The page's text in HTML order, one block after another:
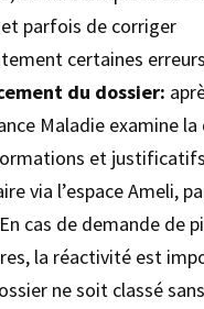
parfois de corriger
certaines
du dossier:
Maladie examine
et
via l’espace Ameli,
cas de demande de
la réactivité est
ne soit classé